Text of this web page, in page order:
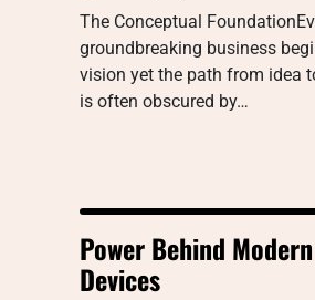
The Conceptual
groundbreaking business
vision yet the path from idea
is often obscured by…
Power Behind
Devices